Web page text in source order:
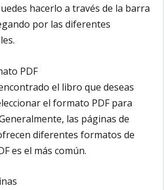
hacerlo a través de la barra
por las diferentes
PDF
el libro que deseas
el formato PDF para
las páginas de
diferentes formatos de
es el más común.